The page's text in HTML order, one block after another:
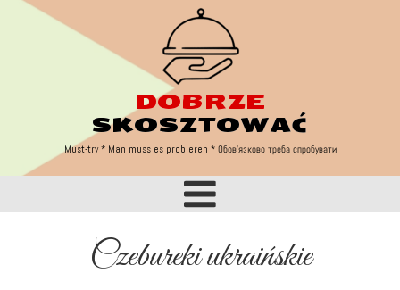
Czebureki ukraińskie
DOBRZE
SKOSZTOWAĆ
Must-try * Man muss es probieren * Обов'язково треба спробувати
Must try